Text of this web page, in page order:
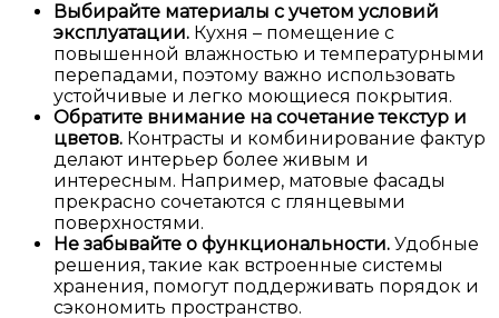
Выбирайте материалы с учетом условий
эксплуатации. Кухня – помещение с
повышенной влажностью и температурными
перепадами, поэтому важно использовать
устойчивые и легко моющиеся покрытия.
Обратите внимание на сочетание текстур и
цветов. Контрасты и комбинирование фактур
делают интерьер более живым и
интересным. Например, матовые фасады
прекрасно сочетаются с глянцевыми
поверхностями.
Не забывайте о функциональности. Удобные
решения, такие как встроенные системы
хранения, помогут поддерживать порядок и
сэкономить пространство.